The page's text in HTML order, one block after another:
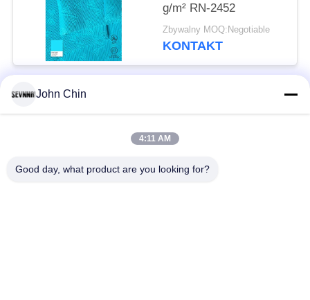
g/m² RN-2452
Zbywalny MOQ:Negotiable
KONTAKT
popularne kategorie
stroje kąpielowe
recyklingu
John Chin
4:11 AM
Good day, what product are you looking for?